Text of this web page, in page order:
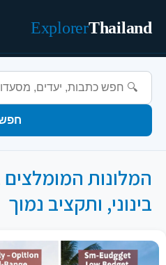
Thailand
Explorer
המלונות המומלצים
בינוני, ותקציב נמוך